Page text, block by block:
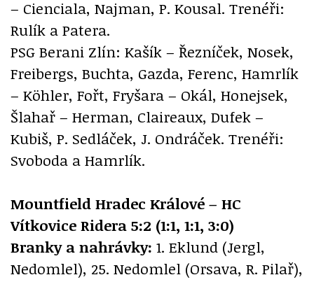
– Cienciala, Najman, P. Kousal. Trenéři:
Rulík a Patera.
PSG Berani Zlín: Kašík – Řezníček, Nosek,
Freibergs, Buchta, Gazda, Ferenc, Hamrlík
– Köhler, Fořt, Fryšara – Okál, Honejsek,
Šlahař – Herman, Claireaux, Dufek –
Kubiš, P. Sedláček, J. Ondráček. Trenéři:
Svoboda a Hamrlík.
Mountfield Hradec Králové – HC
Vítkovice Ridera 5:2 (1:1, 1:1, 3:0)
Branky a nahrávky: 1. Eklund (Jergl,
Nedomlel), 25. Nedomlel (Orsava, R. Pilař),